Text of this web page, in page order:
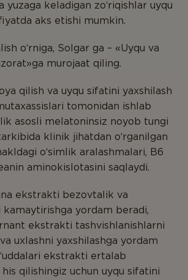
aminokislotalar
yuzaga keladigan zo‘riqishlar uyqu
aks etishi mumkin.
o‘rniga, Solgar ga – «Uyqu va
murojaat qiling.
qilish va uyqu sifatini yaxshilash
tomonidan ishlab
asosli melatoninsiz noyob tungi
klinik jihatdan o‘rganilgan
o‘simlik aralashmalari, B6
aminokislotasini saqlaydi.
ekstrakti bezovtalik va
kamaytirishga yordam beradi,
ekstrakti tashvishlanishlarni
uxlashni yaxshilashga yordam
ekstrakti ertalab
qilishingiz uchun uyqu sifatini